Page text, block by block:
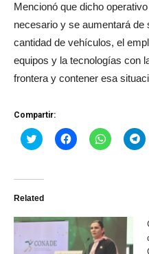
Mencionó que dicho
necesario y se aumentará de
cantidad de vehículos, el
equipos y la tecnologías con
frontera y contener esa
Compartir:
Haz
clic
Twitter
abre
una
ventana
nueva)
Haz
clic
una
ventana
nueva)
Haz
clic
una
ventana
nueva)
clic
Related